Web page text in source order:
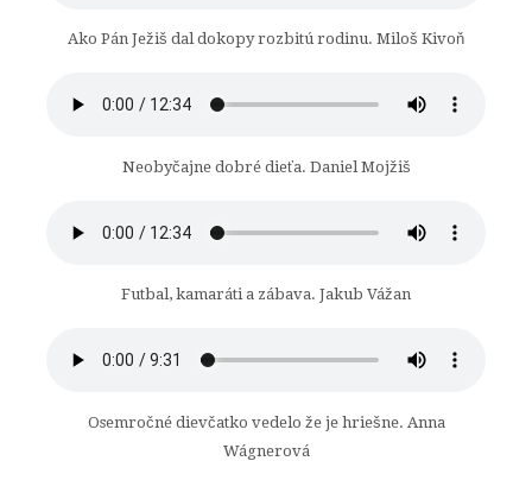
Ako Pán Ježiš dal dokopy rozbitú rodinu. Miloš Kivoň
Neobyčajne dobré dieťa. Daniel Mojžiš
Futbal, kamaráti a zábava. Jakub Vážan
Osemročné dievčatko vedelo že je hriešne. Anna
Wágnerová